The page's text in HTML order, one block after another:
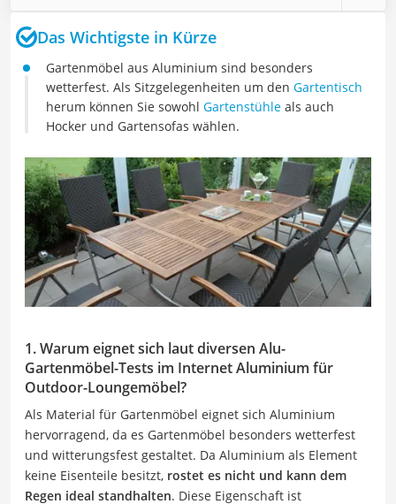
Das Wichtigste in Kürze
Gartenmöbel aus Aluminium sind besonders
wetterfest. Als Sitzgelegenheiten um den Gartentisch
herum können Sie sowohl Gartenstühle als auch
Hocker und Gartensofas wählen.
1. Warum eignet sich laut diversen Alu-
Gartenmöbel-Tests im Internet Aluminium für
Outdoor-Loungemöbel?
Als Material für Gartenmöbel eignet sich Aluminium
hervorragend, da es Gartenmöbel besonders wetterfest
und witterungsfest gestaltet. Da Aluminium als Element
keine Eisenteile besitzt, rostet es nicht und kann dem
Regen ideal standhalten. Diese Eigenschaft ist